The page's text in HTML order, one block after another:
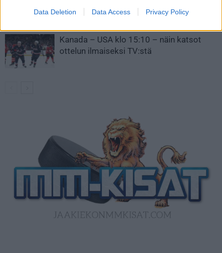
Data Deletion Data Access Privacy Policy
50 jäähyminuuttia
Kanada – USA klo 15:10 – näin katsot
ottelun ilmaiseksi TV:stä